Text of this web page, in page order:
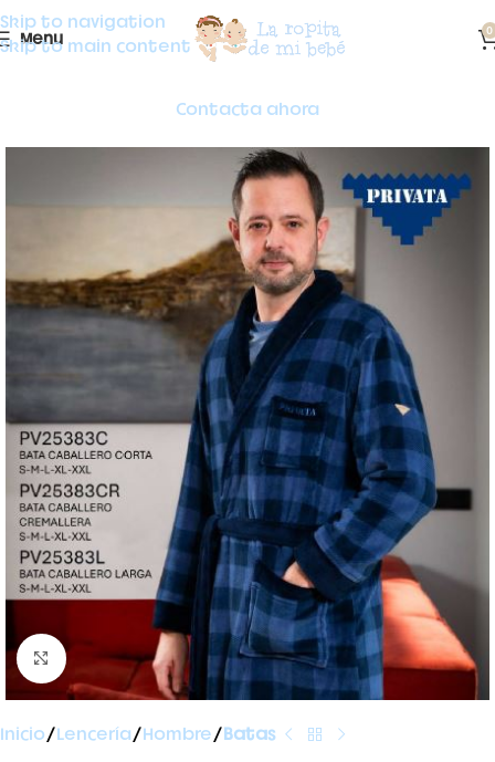
Skip to navigation
Skip to main content
Menu 0
Contacta ahora
Ampliar foto
Inicio Lencería Hombre Batas